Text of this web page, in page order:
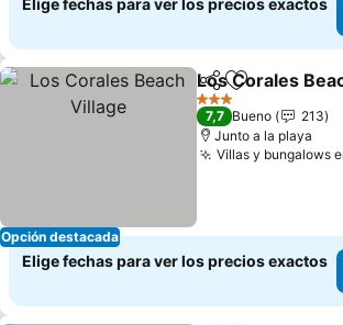
Elige fechas para ver los precios exactos
Opción destacada
CompartirAgregar a
Los Corales
3 Estrellas
7,7 Bueno
213
Junto a la playa
Villas y bungalows
Elige fechas para ver los precios exactos